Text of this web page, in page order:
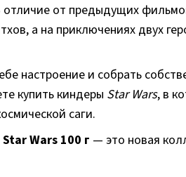
от предыдущих
а на приключениях двух
настроение и собрать
купить киндеры Star Wars, в
саги.
Wars 100 г — это новая